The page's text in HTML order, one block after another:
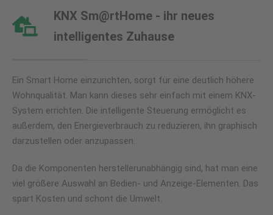
KNX Sm@rtHome - ihr neues
intelligentes Zuhause
Ein Smart Home einzurichten, sorgt für eine deutlich höhere
Wohnqualität. Man kann dieses sehr einfach mit einem KNX-
System errichten. Die intelligente Steuerung ermöglicht es
außerdem, den Energieverbrauch zu reduzieren, ihn graphisch
darzustellen oder anzupassen.
Da die Komponenten herstellerunabhängig sind, hat man eine
viel größere Auswahl an Bedien- und Anzeige-Elementen. Das
spart Kosten und schont die Umwelt.